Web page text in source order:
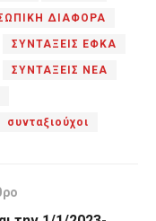
ΔΙΑΦΟΡΑ
ΣΥΝΤΑΞΕΙΣ ΕΦΚΑ
ΣΥΝΤΑΞΕΙΣ ΝΕΑ
συνταξιούχοι